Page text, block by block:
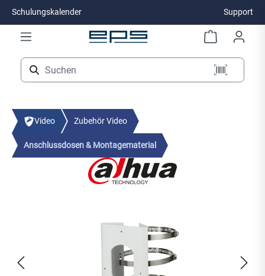
Zum Hauptinhalt springen
Schulungskalender Support
Video Zubehör Video
Anschlussdosen & Montagematerial